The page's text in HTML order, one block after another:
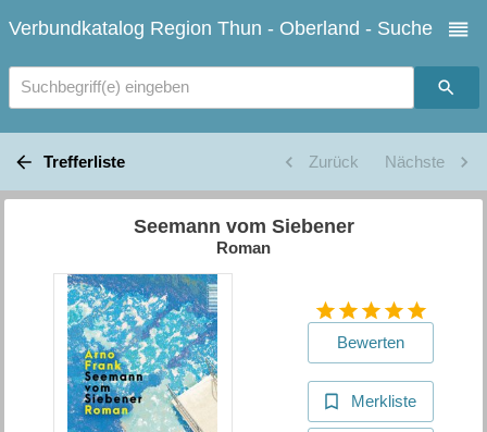
Verbundkatalog Region Thun - Oberland - Suche
Suchbegriff(e) eingeben
Trefferliste Zurück Nächste
Seemann vom Siebener
Roman
Bewerten
Merkliste